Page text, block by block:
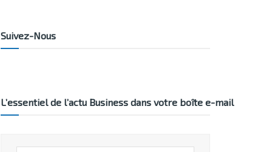
Suivez-Nous
L’essentiel de l’actu Business dans votre boîte e-mail